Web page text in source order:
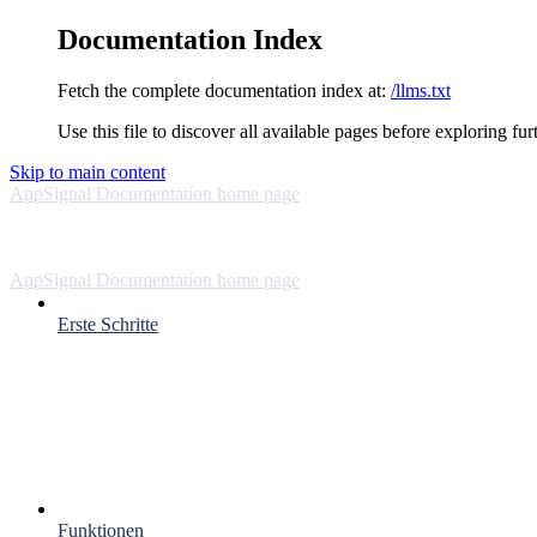
Documentation Index
Fetch the complete documentation index at: /llms.txt
Use this file to discover all available pages before exploring
Skip to main content
AppSignal Documentation home page
AppSignal Documentation home page
Erste Schritte
Funktionen